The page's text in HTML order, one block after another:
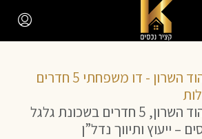
בית להשכרה בהוד השרון - דו משפחתי 5 חדרים
בית להשכרה בהוד השרון, 5 חדרים בשכונת גלגל
– ייעוץ ותיווך נדל”ן